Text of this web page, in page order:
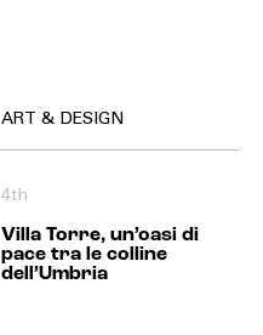
ART & DESIGN
4th
Villa Torre, un’oasi di
pace tra le colline
dell’Umbria